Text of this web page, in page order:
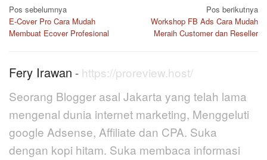
Navigasi
pos
Pos sebelumnya
E-Cover Pro Cara Mudah
Membuat Ecover Profesional
Pos berikutnya
Workshop FB Ads Cara Mudah
Meraih Customer dan Reseller
Fery Irawan - https://proreview.host/
Seorang Blogger asal Jakarta yang telah lama
mengenal dunia internet marketing, Menggeluti
google Adsense, Affiliate dan CPA. Suka
dengan kopi hitam. Suka membaca informasi